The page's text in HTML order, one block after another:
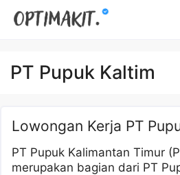
Skip
PT Pupuk Kaltim
Lowongan Kerja PT
PT Pupuk Kalimantan Timur
merupakan bagian dari PT